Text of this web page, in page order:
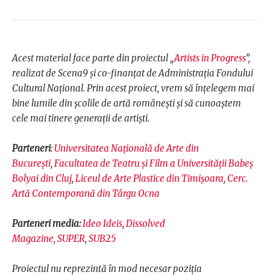
Acest material face parte din proiectul „Artists in Progress”,
realizat de Scena9 și co-finanțat de Administrația Fondului
Cultural Național. Prin acest proiect, vrem să înțelegem mai
bine lumile din școlile de artă românești și să cunoaștem
cele mai tinere generații de artiști.
Parteneri: Universitatea Națională de Arte din
București, Facultatea de Teatru și Film a Universității Babeș
Bolyai din Cluj, Liceul de Arte Plastice din Timișoara, Cerc.
Artă Contemporană din Târgu Ocna
Parteneri media: Ideo Ideis, Dissolved
Magazine, SUPER, SUB25
Proiectul nu reprezintă în mod necesar poziţia